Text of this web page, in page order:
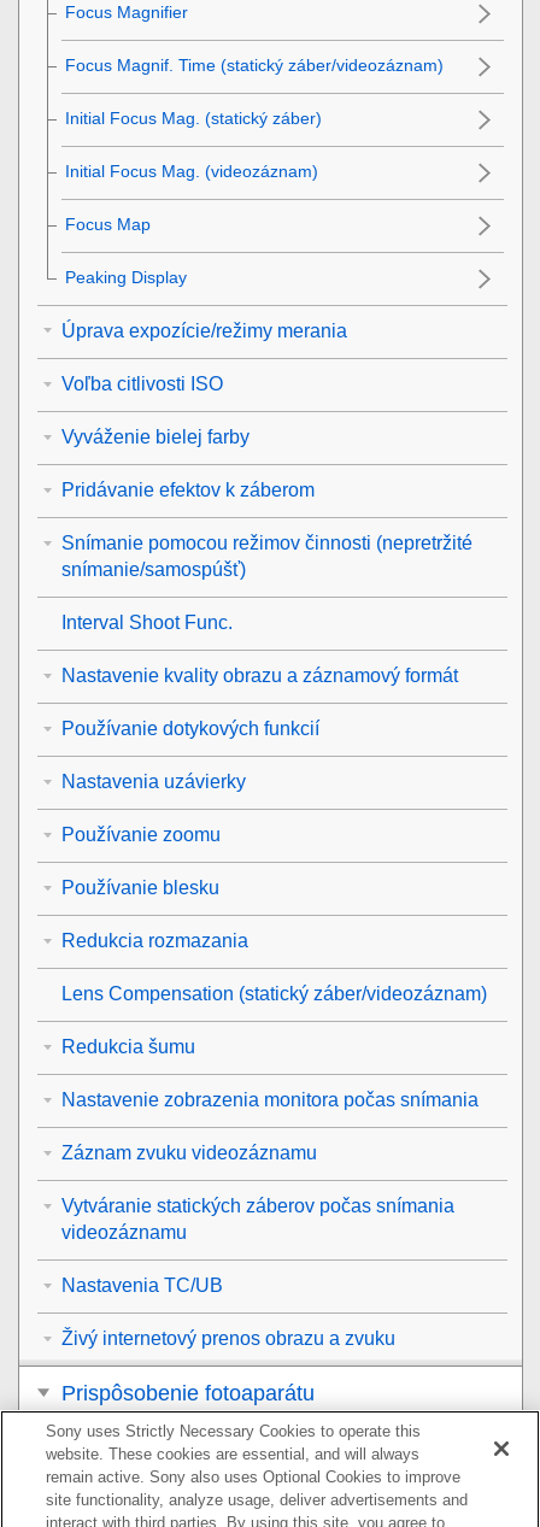
Focus Magnifier
Focus Magnif. Time (statický záber/videozáznam)
Initial Focus Mag. (statický záber)
Initial Focus Mag. (videozáznam)
Focus Map
Peaking Display
Úprava expozície/režimy merania
Voľba citlivosti ISO
Vyváženie bielej farby
Pridávanie efektov k záberom
Snímanie pomocou režimov činnosti (nepretržité
snímanie/samospúšť)
Interval Shoot Func.
Nastavenie kvality obrazu a záznamový formát
Používanie dotykových funkcií
Nastavenia uzávierky
Používanie zoomu
Používanie blesku
Redukcia rozmazania
Lens Compensation (statický záber/videozáznam)
Redukcia šumu
Nastavenie zobrazenia monitora počas snímania
Záznam zvuku videozáznamu
Vytváranie statických záberov počas snímania
videozáznamu
Nastavenia TC/UB
Živý internetový prenos obrazu a zvuku
Prispôsobenie fotoaparátu
Zobrazenie
Zmena nastavení fotoaparátu
Sony uses Strictly Necessary Cookies to operate this
website. These cookies are essential, and will always
remain active. Sony also uses Optional Cookies to improve
site functionality, analyze usage, deliver advertisements and
interact with third parties. By using this site, you agree to